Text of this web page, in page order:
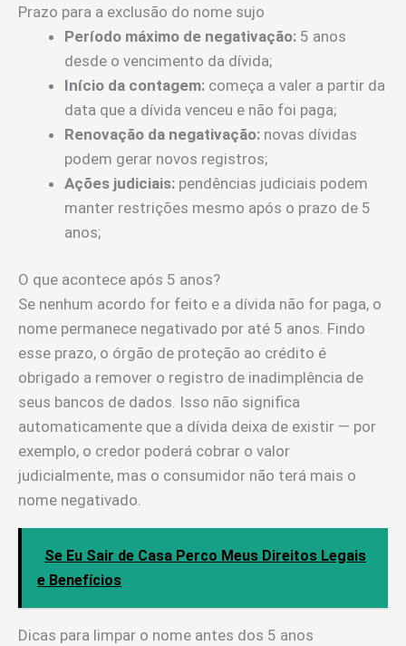
Prazo para a exclusão do nome sujo
Período máximo de negativação: 5 anos
desde o vencimento da dívida;
Início da contagem: começa a valer a partir da
data que a dívida venceu e não foi paga;
Renovação da negativação: novas dívidas
podem gerar novos registros;
Ações judiciais: pendências judiciais podem
manter restrições mesmo após o prazo de 5
anos;
O que acontece após 5 anos?
Se nenhum acordo for feito e a dívida não for paga, o
nome permanece negativado por até 5 anos. Findo
esse prazo, o órgão de proteção ao crédito é
obrigado a remover o registro de inadimplência de
seus bancos de dados. Isso não significa
automaticamente que a dívida deixa de existir — por
exemplo, o credor poderá cobrar o valor
judicialmente, mas o consumidor não terá mais o
nome negativado.
Se Eu Sair de Casa Perco Meus Direitos Legais
e Benefícios
Dicas para limpar o nome antes dos 5 anos